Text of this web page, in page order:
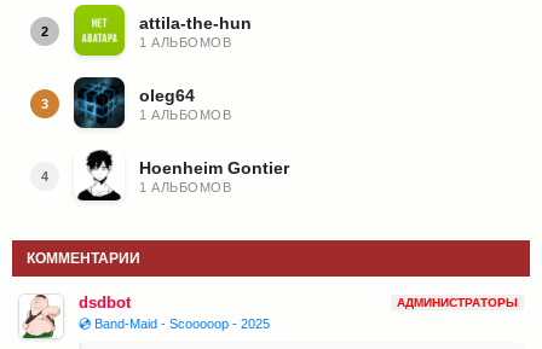
2 attila-the-hun
1 АЛЬБОМОВ
3 oleg64
1 АЛЬБОМОВ
4 Hoenheim Gontier
1 АЛЬБОМОВ
КОММЕНТАРИИ
dsdbot АДМИНИСТРАТОРЫ
💿 Band-Maid - Scooooop - 2025